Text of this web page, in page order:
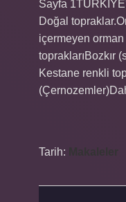
Sayfa
Doğal
içermeyen
topraklarıBozkır
Kestane renkli
Tarih: